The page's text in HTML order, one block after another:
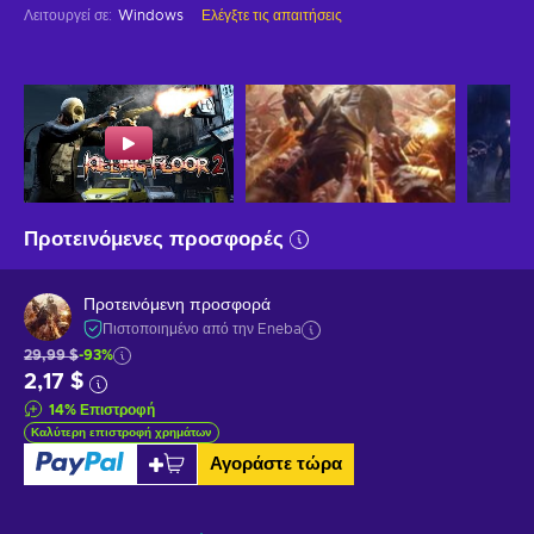
Λειτουργεί σε: Windows Ελέγξτε τις απαιτήσεις
Προτεινόμενες προσφορές
Προτεινόμενη προσφορά
Πιστοποιημένο από την Eneba
29,99 $-93%
2,17 $
14% Επιστροφή
Καλύτερη επιστροφή χρημάτων
Αγοράστε τώρα